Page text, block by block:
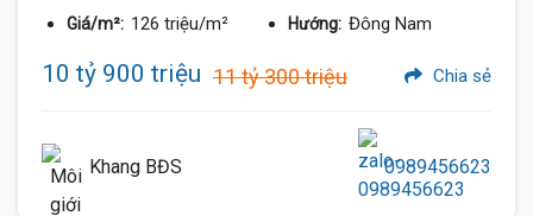
Giá/m²: 126 triệu/m² Hướng: Đông Nam
10 tỷ 900 triệu 11 tỷ 300 triệu Chia sẻ
Khang BĐS 0989456623